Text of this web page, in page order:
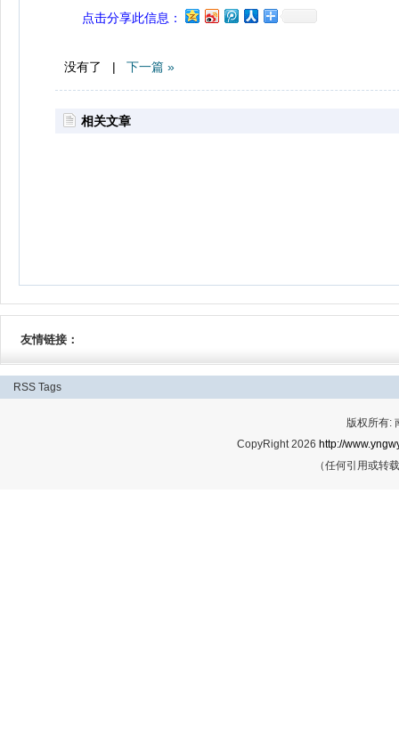
点击分享此信息：
没有了 | 下一篇 »
相关文章
友情链接：
RSS Tags
版权所有:
CopyRight 2026 http://
（任何引用或转